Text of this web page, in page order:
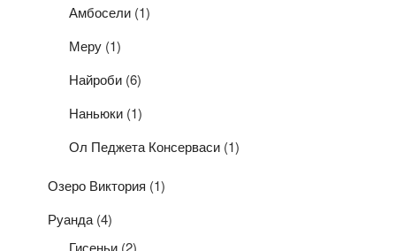
Амбосели (1)
Меру (1)
Найроби (6)
Наньюки (1)
Ол Педжета Консерваси (1)
Озеро Виктория (1)
Руанда(4)
Гисеньи (2)